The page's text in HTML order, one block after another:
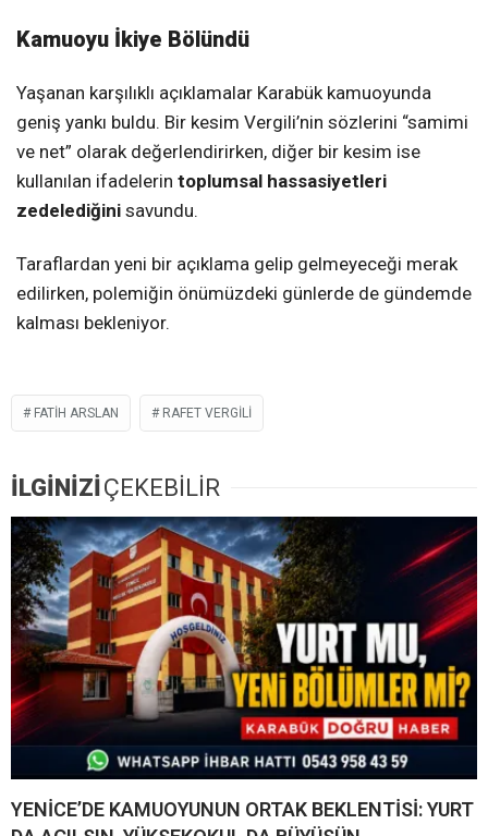
Kamuoyu İkiye Bölündü
Yaşanan karşılıklı açıklamalar Karabük kamuoyunda
geniş yankı buldu. Bir kesim Vergili’nin sözlerini “samimi
ve net” olarak değerlendirirken, diğer bir kesim ise
kullanılan ifadelerin toplumsal hassasiyetleri
zedelediğini savundu.
Taraflardan yeni bir açıklama gelip gelmeyeceği merak
edilirken, polemiğin önümüzdeki günlerde de gündemde
kalması bekleniyor.
FATIH ARSLAN RAFET VERGILI
İLGİNİZİÇEKEBİLİR
YENİCE’DE KAMUOYUNUN ORTAK BEKLENTİSİ: YURT